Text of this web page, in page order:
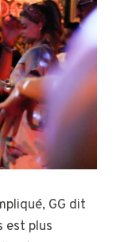
GG dit
est plus